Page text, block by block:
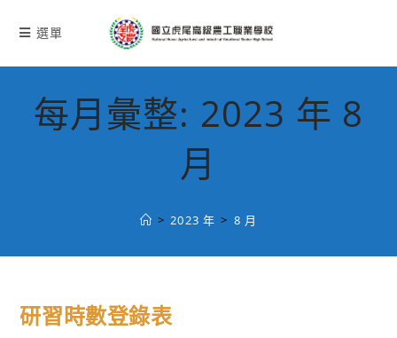
選單
每月彙整: 2023 年 8
月
> 2023 年 > 8 月
研習時數登錄表